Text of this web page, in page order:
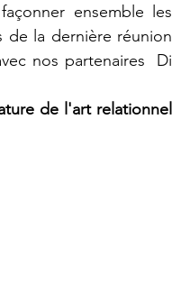
ensemble les
de la dernière réunion
nos partenaires  Di
de l'art relationnel